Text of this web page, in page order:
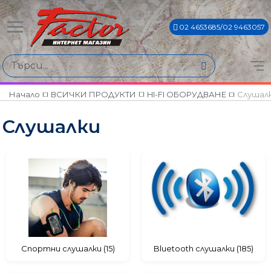
02 4653685/02 9463057
Намери продукти по
Цена
€9€ - €1125€
Марки
HARMAN/KARDON
JBL
Mark Levinson
SHURE
Начало ВСИЧКИ ПРОДУКТИ HI-FI ОБОРУДВАНЕ
Слушалки
Спортни слушалки (15) Bluetooth слушалки (185)